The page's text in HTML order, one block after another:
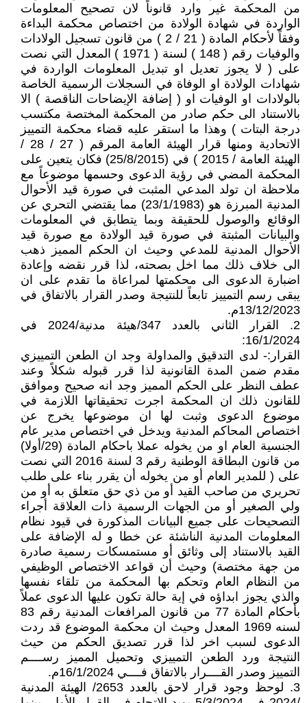
من المحكمة غير وارد قانوناً لان تصحيح المعلومات
الواردة في شهادة الولادة من اختصاص محكمة البداءة
وفقاً لأحكام المادة ( 21 / 2 ) من قانون تسجيل الولادات
والوفيات رقم ( 148 ) لسنة ( 1971 ) المعدل التي نصت
على ( لا يجوز تعديل او تبديل المعلومات الواردة في
شهادات الولادة او الوفاة في السجلات الرسمية الخاصة
بالولادات او الوفيات او ( إضافة الإيضاحات الناقصة ) الا
بالاستناد الى حكم صادر من المحكمة المختصة مكتسب
درجة البتات ) وهذا ما استقر عليه قضاء محكمة التمييز
الاتحادية ومنها قرار الهيئة العامة المرقم ( 27 / 28 /
الهيئة العامة / 2015 ) في (25/8/2015) فكان يتعين على
المحكمة المضي في رؤية الدعوى وحسمها موضوعاً مع
ملاحظة ان تولد المدعي المثبت في صورة قيد الأحوال
المدنية المبرزة هو (23/1/1983) مما يقتضي التحري عن
الوقائع والوصول للحقيقة وبما يتطابق في المعلومات
والبيانات المثبتة في صورة قيد الولادة مع صورة قيد
الأحوال المدنية للمدعي وحيث ان الحكم المميز ذهب
الى خلاف ذلك مما اخل بصحته، لذا قرر نقضه وإعادة
اضبارة الدعوى الى محكمتها لمراعاة ما تقدم على ان
يبقى رسم التمييز تابعاً للنتيجة وصدر القرار بالاتفاق في
13/12/2023م.
2. القرار الثاني بالعدد 347/هيئة مدنية/2024 في
16/1/2024:
القرار:- لدى التدقيق والمداولة وجد ان الطعن التمييزي
مقدم ضمن المدة القانونية لذا قرر قبوله شكلاً وعند
عطف النظر على الحكم المميز وجد انه صحيح وموافق
للقانون ذلك ان المحكمة اجرت تحقيقاتها اللازمة في
موضوع الدعوى وثبت لها ان موضوعها يخرج عن
اختصاص المحاكم المدنية ويدخل في اختصاص مدير عام
الجنسية العام او من يخوله عملا باحكام المادة (29/أولا)
من قانون البطاقة الوطنية رقم 3 لسنة 2016 التي نصت
على ( للمدير العام أو من يخوله أن يقرر بناء على طلب
تحريري من صاحب القيد أو من ذي حق متعلق به أو من
ولي الصغير أو من الجهات الرسمية ذات العلاقة أجراء
التصحيحات على جميع البيانات المذكورة في قيود نظام
المعلومات المدنية الناشئة عن خطا و له الإضافة على
القيد بالاستناد إلى وثائق أو مستمسكات رسمية صادرة
من جهة مختصة) وحيث أن قواعد الاختصاص الوظيفي
من النظام العام وتحكم بها المحكمة من تلقاء نفسها
والذي يجوز ابداؤه في إية حالة تكون عليها الدعوى عملاً
بأحكام المادة 77 من قانون المرافعات المدنية رقم 83
لسنه 1969 المعدل وحيث ان محكمة الموضوع قد ردت
الدعوى لسبب اخر لذا قرر تصديق الحكم من حيث
النتيجة ورد الطعن التمييزي وتحميل المميز رســــم
التمييز وصدر القــــرار بالاتفاق فــــي 16/1/2024م.
3. لوحظ وجود قرار لاحق بالعدد 2653/ الهيئة المدنية